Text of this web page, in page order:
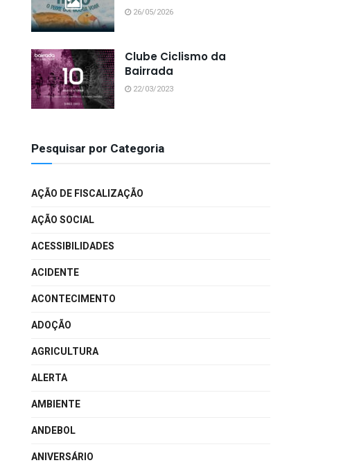
26/05/2026
Clube Ciclismo da
Bairrada
22/03/2023
Pesquisar por Categoria
AÇÃO DE FISCALIZAÇÃO
AÇÃO SOCIAL
ACESSIBILIDADES
ACIDENTE
ACONTECIMENTO
ADOÇÃO
AGRICULTURA
ALERTA
AMBIENTE
ANDEBOL
ANIVERSÁRIO